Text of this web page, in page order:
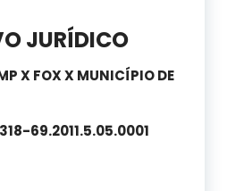
JURÍDICO
X FOX X MUNICÍPIO DE
69.2011.5.05.0001